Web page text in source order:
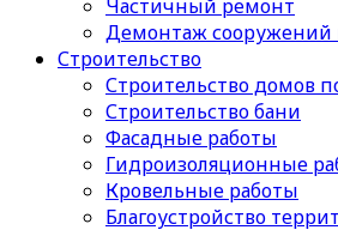
Частичный ремонт
Демонтаж сооружений
Строительство
Строительство домов
Строительство бани
Фасадные работы
Гидроизоляционные
Кровельные работы
Благоустройство